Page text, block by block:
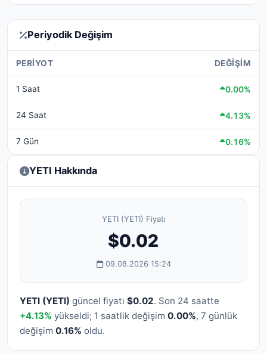
Periyodik Değişim
PERIYOT DEĞIŞIM
1 Saat 0.00%
24 Saat 4.13%
7 Gün 0.16%
YETI Hakkında
YETI (YETI) Fiyatı
$0.02
09.08.2026 15:24
YETI (YETI) güncel fiyatı $0.02. Son 24 saatte
+4.13% yükseldi; 1 saatlik değişim 0.00%, 7 günlük
değişim 0.16% oldu.